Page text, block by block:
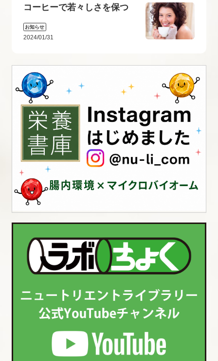
コーヒーで若々しさを保つ
お知らせ
2024/01/31